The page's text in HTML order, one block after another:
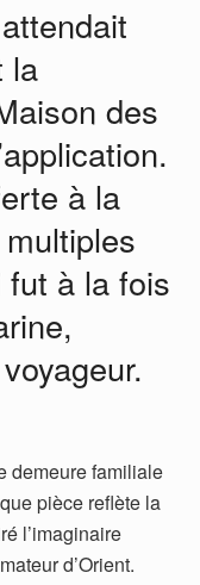
la
des
à la
à la fois
demeure familiale
pièce reflète la
l’imaginaire
d’Orient.